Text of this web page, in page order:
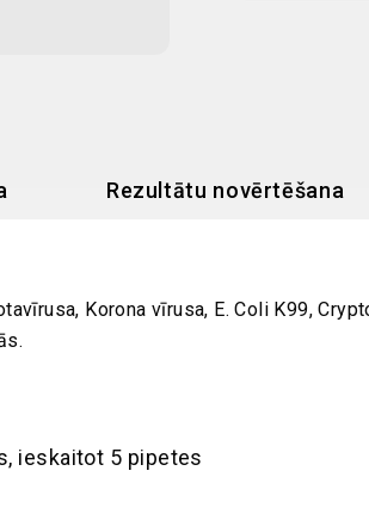
Rezultātu novērtēšana
Korona vīrusa, E. Coli K99,
ieskaitot 5 pipetes